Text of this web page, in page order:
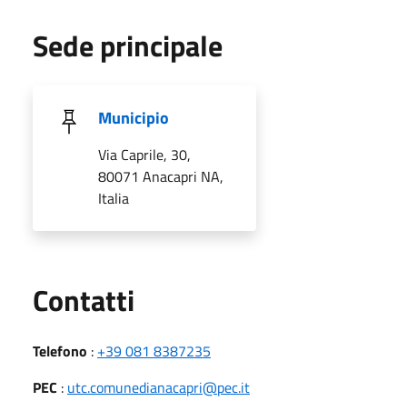
Sede principale
Municipio
Via Caprile, 30,
80071 Anacapri NA,
Italia
Contatti
Telefono : +39 081 8387235
PEC : utc.comunedianacapri@pec.it